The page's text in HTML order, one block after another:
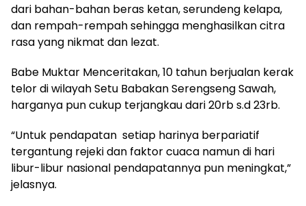
dari bahan-bahan beras ketan, serundeng kelapa,
dan rempah-rempah sehingga menghasilkan citra
rasa yang nikmat dan lezat.
Babe Muktar Menceritakan, 10 tahun berjualan kerak
telor di wilayah Setu Babakan Serengseng Sawah,
harganya pun cukup terjangkau dari 20rb s.d 23rb.
“Untuk pendapatan setiap harinya berpariatif
tergantung rejeki dan faktor cuaca namun di hari
libur-libur nasional pendapatannya pun meningkat,”
jelasnya.